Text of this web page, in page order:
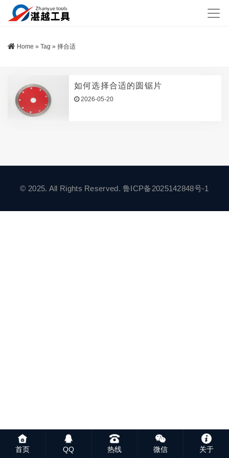
Home » Tag » 择合适
如何选择合适的圆锯片
2026-05-20
© 2025. All Rights Reserved.鲁ICP备2025142848号-1
首页 QQ 热线 微信 关于